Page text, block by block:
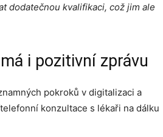
dodatečnou kvalifikaci, což jim ale
i pozitivní zprávu
pokroků v digitalizaci a
konzultace s lékaři na dálku